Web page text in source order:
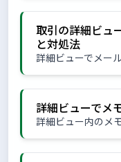
取引の詳細ビュ
と対処法
詳細ビューでメー
詳細ビューでメ
詳細ビュー内のメ